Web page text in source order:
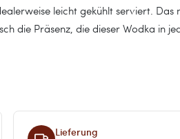
leicht gekühlt serviert.
die Präsenz, die dieser Wodka in
Lieferung